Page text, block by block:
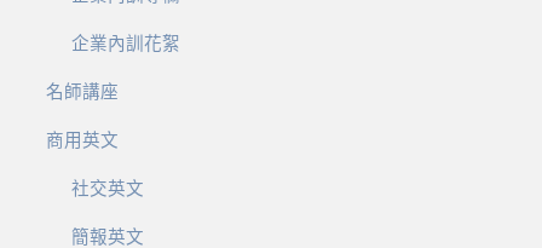
企業內訓花絮
名師講座
商用英文
社交英文
簡報英文